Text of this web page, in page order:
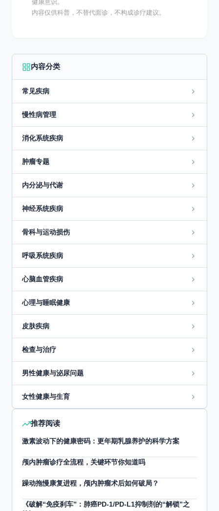
健康意识。
内容仅供科普，不替代面诊，不构成诊疗建议。
内容分类
常见疾病
慢性病管理
消化系统疾病
肿瘤专题
内分泌与代谢
神经系统疾病
骨科与运动损伤
呼吸系统疾病
心脑血管疾病
心理与睡眠健康
皮肤疾病
检查与治疗
男性健康与泌尿问题
女性健康与生育
推荐阅读
激素波动下的健康密码：更年期乳腺养护的科学方案
颅内肿瘤诊疗全流程，关键环节你知道吗
躁动拖慢康复进程，颅内肿瘤术后如何破局？
《破解“免疫刹车”：肺癌PD-1/PD-L1抑制剂的“解锁”之